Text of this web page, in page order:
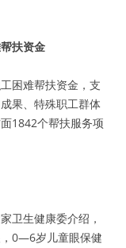
扶资金
困难帮扶资金，支
果、特殊职工群体
1842个帮扶服务项
卫生健康委介绍，
0—6岁儿童眼保健